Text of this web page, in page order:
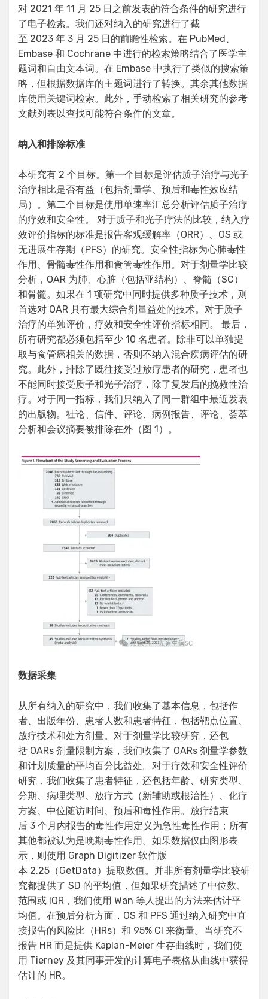
对 2021 年 11 月 25 日之前发表的符合条件的研究进行
了电子检索。我们还对纳入的研究进行了截
至 2023 年 3 月 25 日的前瞻性检索。在 PubMed、
Embase 和 Cochrane 中进行的检索策略结合了医学主
题词和自由文本词。在 Embase 中执行了类似的搜索策
略，但根据数据库的主题词进行了转换。其余其他数据
库使用关键词检索。此外，手动检索了相关研究的参考
文献列表以查找可能符合条件的文章。
纳入和排除标准
本研究有 2 个目标。第一个目标是评估质子治疗与光子
治疗相比是否有益（包括剂量学、预后和毒性效应结
局）。第二个目标是使用单速率汇总分析评估质子治疗
的疗效和安全性。 对于质子和光子疗法的比较，纳入疗
效评价指标的标准是报告客观缓解率（ORR）、OS 或
无进展生存期（PFS）的研究。安全性指标为心肺毒性
作用、骨髓毒性作用和食管毒性作用。对于剂量学比较
分析，OAR 为肺、心脏（包括亚结构）、脊髓（SC）
和骨髓。如果在 1 项研究中同时提供多种质子技术，则
首选对 OAR 具有最大综合剂量益处的技术。对于质子
治疗的单独评价，疗效和安全性评价指标相同。 最后，
所有研究都必须包括至少 10 名患者。除非可以单独提
取与食管癌相关的数据，否则不纳入混合疾病评估的研
究。此外，排除了既往接受过放疗患者的研究，患者也
不能同时接受质子和光子治疗，除了复发后的挽救性治
疗。对于同一指标，我们只纳入了同一群组中最近发表
的出版物。社论、信件、评论、病例报告、评论、荟萃
分析和会议摘要被排除在外（图 1）。
数据采集
从所有纳入的研究中，我们收集了基本信息，包括作
者、出版年份、患者人数和患者特征，包括靶点位置、
放疗技术和处方剂量。对于剂量学比较研究，还包
括 OARs 剂量限制方案，我们收集了 OARs 剂量学参数
和计划质量的平均百分比益处。对于疗效和安全性评价
研究，我们收集了患者特征，还包括年龄、研究类型、
分期、病理类型、放疗方式（新辅助或根治性）、化疗
方案、中位随访时间、预后和毒性作用。放疗结束
后 3 个月内报告的毒性作用定义为急性毒性作用；所有
其他都被认为是晚期毒性作用。如果数据仅由图形表
示，则使用 Graph Digitizer 软件版
本 2.25（GetData）提取数值。并非所有剂量学比较研
究都提供了 SD 的平均值，但如果研究描述了中位数、
范围或 IQR，我们使用 Wan 等人提出的方法来估计平
均值。在预后分析方面，OS 和 PFS 通过纳入研究中直
接报告的风险比（HRs）和 95% CI 来衡量。当研究不
报告 HR 而是提供 Kaplan-Meier 生存曲线时，我们使
用 Tierney 及其同事开发的计算电子表格从曲线中获得
估计的 HR。